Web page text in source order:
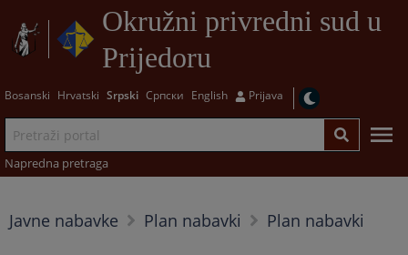
Okružni privredni sud u
Prijedoru
Bosanski Hrvatski Srpski Српски English Prijava
Napredna pretraga
Javne nabavke Plan nabavki Plan nabavki